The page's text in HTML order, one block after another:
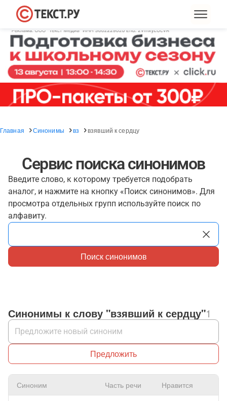
Главная Синонимы вз взявший к сердцу
Сервис поиска синонимов
Введите слово, к которому требуется подобрать
аналог, и нажмите на кнопку «Поиск синонимов». Для
просмотра отдельных групп используйте поиск по
алфавиту.
Поиск синонимов
Синонимы к слову "взявший к сердцу"1
Предложить
Синоним Часть речи Нравится